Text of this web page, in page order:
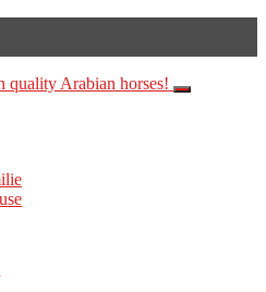
quality Arabian horses!